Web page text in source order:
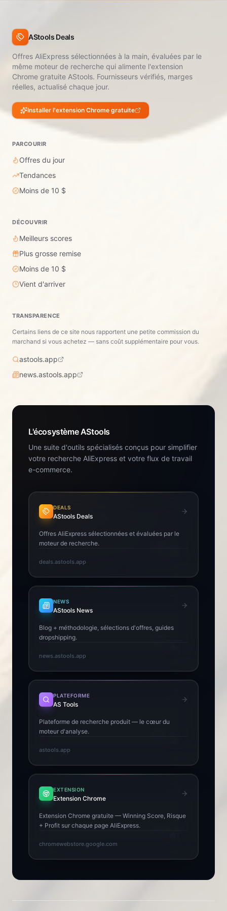
AStools Deals
Offres AliExpress sélectionnées à la main, évaluées par le
même moteur de recherche qui alimente l'extension
Chrome gratuite AStools. Fournisseurs vérifiés, marges
réelles, actualisé chaque jour.
Installer l'extension Chrome gratuite
PARCOURIR
Offres du jour
Tendances
Moins de 10 $
DÉCOUVRIR
Meilleurs scores
Plus grosse remise
Moins de 10 $
Vient d'arriver
TRANSPARENCE
Certains liens de ce site nous rapportent une petite commission du
marchand si vous achetez — sans coût supplémentaire pour vous.
astools.app
news.astools.app
L'écosystème AStools
Une suite d'outils spécialisés conçus pour simplifier
votre recherche AliExpress et votre flux de travail
e-commerce.
DEALS
AStools Deals
Offres AliExpress sélectionnées et évaluées par le
moteur de recherche.
deals.astools.app
NEWS
AStools News
Blog + méthodologie, sélections d'offres, guides
dropshipping.
news.astools.app
PLATEFORME
AS Tools
Plateforme de recherche produit — le cœur du
moteur d'analyse.
astools.app
EXTENSION
Extension Chrome
Extension Chrome gratuite — Winning Score, Risque
+ Profit sur chaque page AliExpress.
chromewebstore.google.com